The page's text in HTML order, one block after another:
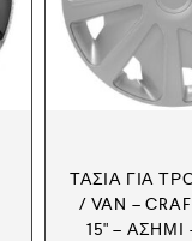
ΤΆΣΙΑ ΓΙΑ
/ VAN –
15" –